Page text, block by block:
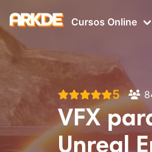
content
Cursos Online
5
VFX
Unreal